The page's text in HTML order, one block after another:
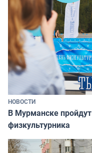
НОВОСТИ
В Мурманске
физкультурника